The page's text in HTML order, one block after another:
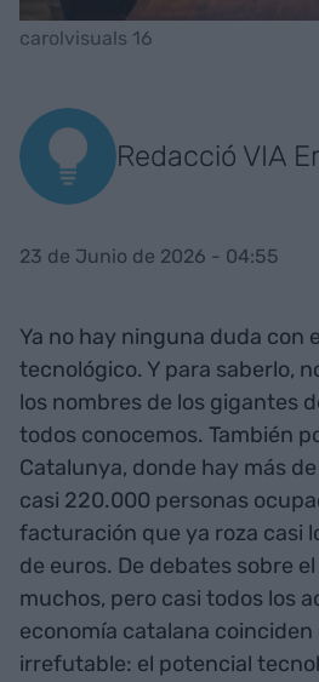
carolvisuals 16
Redacció VIA
23 de Junio de 2026 - 04:55
Ya no hay ninguna duda con
tecnológico. Y para saberlo,
los nombres de los gigantes
todos conocemos. También
Catalunya, donde hay más
casi 220.000 personas
facturación que ya roza casi
de euros. De debates sobre
muchos, pero casi todos los
economía catalana coinciden
irrefutable: el potencial